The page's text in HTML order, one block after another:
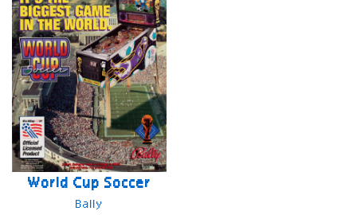
World Cup Soccer
Bally